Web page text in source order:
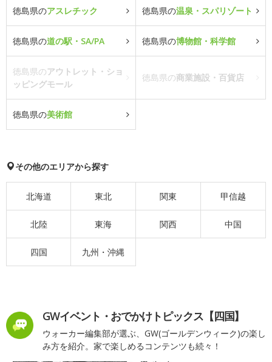
徳島県のアスレチック 徳島県の温泉・スパリゾート
徳島県の道の駅・SA/PA 徳島県の博物館・科学館
徳島県のアウトレット・ショ
ッピングモール
徳島県の商業施設・百貨店
徳島県の美術館
その他のエリアから探す
北海道 東北 関東 甲信越
北陸 東海 関西 中国
四国 九州・沖縄
GWイベント・おでかけトピックス【四国】
ウォーカー編集部が選ぶ、GW(ゴールデンウィーク)の楽し
み方を紹介。家で楽しめるコンテンツも続々！